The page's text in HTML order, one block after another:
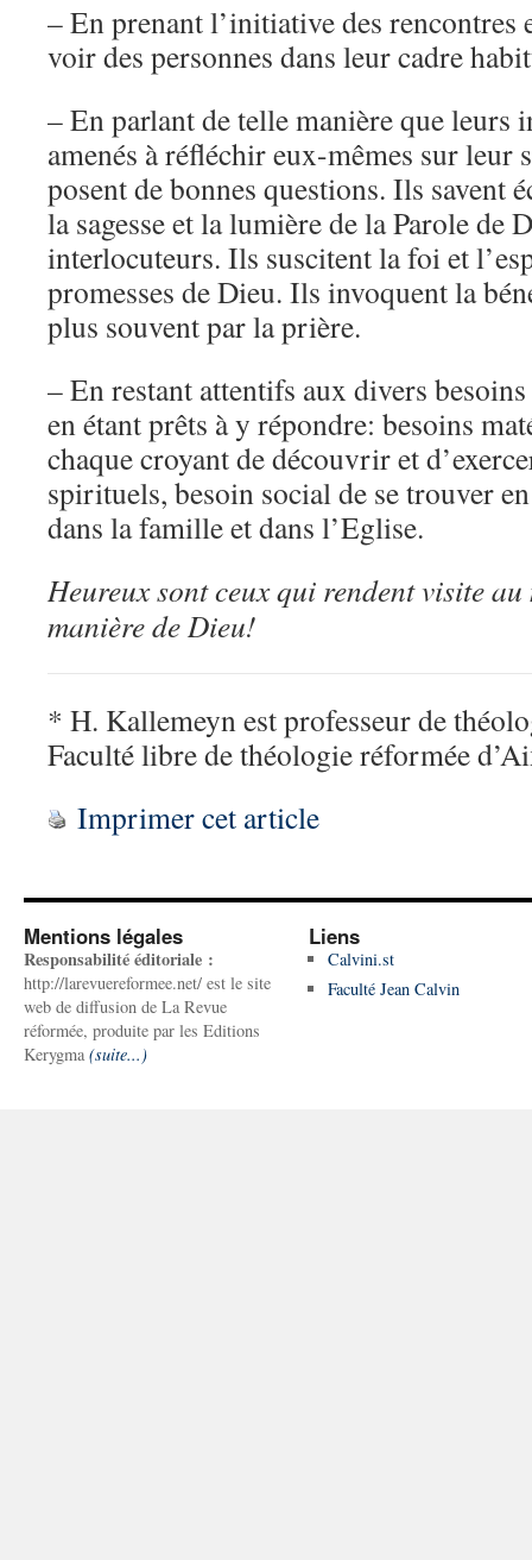
– En prenant l’initiative des rencontres
voir des personnes dans leur cadre
– En parlant de telle manière que leurs
amenés à réfléchir eux-mêmes sur leur
posent de bonnes questions. Ils savent
la sagesse et la lumière de la Parole de
interlocuteurs. Ils suscitent la foi et
promesses de Dieu. Ils invoquent la
plus souvent par la prière.
– En restant attentifs aux divers
en étant prêts à y répondre: besoins
chaque croyant de découvrir et
spirituels, besoin social de se trouver
dans la famille et dans l’Eglise.
Heureux sont ceux qui rendent visite
manière de Dieu!
* H. Kallemeyn est professeur de
Faculté libre de théologie réformée
Imprimer cet article
Mentions légales
Responsabilité éditoriale :
http://larevuereformee.net/ est le site
web de diffusion de La Revue
réformée, produite par les Editions
Kerygma (suite...)
Liens
Calvini.st
Faculté Jean Calvin